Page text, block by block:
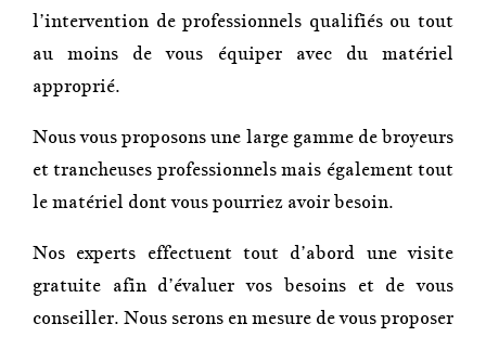
l’intervention de professionnels qualifiés ou tout
au moins de vous équiper avec du matériel
approprié.
Nous vous proposons une large gamme de broyeurs
et trancheuses professionnels mais également tout
le matériel dont vous pourriez avoir besoin.
Nos experts effectuent tout d’abord une visite
gratuite afin d’évaluer vos besoins et de vous
conseiller. Nous serons en mesure de vous proposer